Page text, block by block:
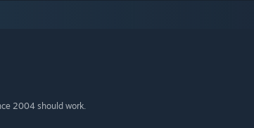
2004 should work.